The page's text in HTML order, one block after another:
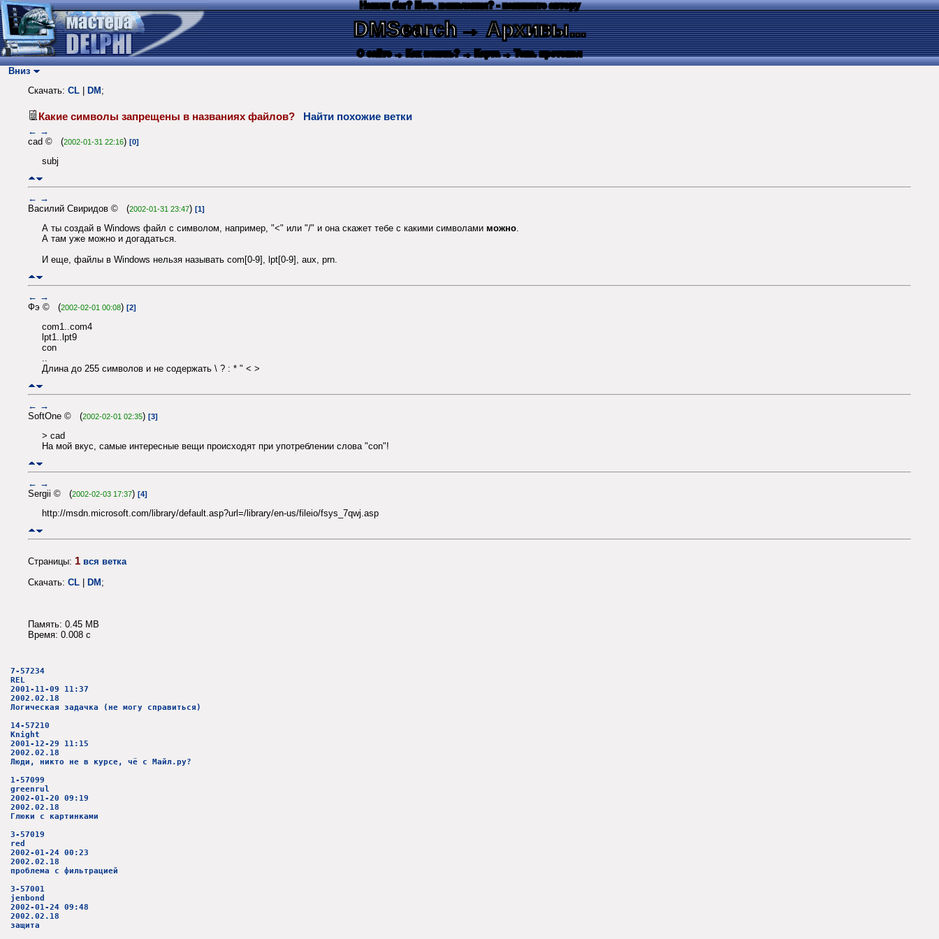
Нашли баг? Есть пожелания? - напишите автору
DMSearch→ Архивы...
О сайте → Как искать? → Карта → Текс. протокол
Вниз
Скачать: CL DM ;
Какие символы запрещены в названиях файлов? Найти похожие ветки
← →
cad © (2002-01-31 22:16) [0]
subj
← →
Василий Свиридов © (2002-01-31 23:47) [1]
А ты создай в Windows файл с символом, например, "<" или "/" и она скажет тебе с какими символами можно.
А там уже можно и догадаться.
И еще, файлы в Windows нельзя называть com[0-9], lpt[0-9], aux, prn.
← →
Фэ © (2002-02-01 00:08) [2]
com1..com4
lpt1..lpt9
con
..
Длина до 255 символов и не содержать \ ? : * " < >
← →
SoftOne © (2002-02-01 02:35) [3]
> cad
На мой вкус, самые интересные вещи происходят при употреблении слова "con"!
← →
Sergii © (2002-02-03 17:37) [4]
http://msdn.microsoft.com/library/default.asp?url=/library/en-us/fileio/fsys_7qwj.asp
Страницы: 1 вся ветка
Скачать: CL | DM;
Память: 0.45 MB
Время: 0.008 c
7-57234
REL
2001-11-09 11:37
2002.02.18
Логическая задачка (не могу справиться)
14-57210
Knight
2001-12-29 11:15
2002.02.18
Люди, никто не в курсе, чё с Майл.ру?
1-57099
greenrul
2002-01-20 09:19
2002.02.18
Глюки с картинками
3-57019
red
2002-01-24 00:23
2002.02.18
проблема с фильтрацией
3-57001
jenbond
2002-01-24 09:48
2002.02.18
защита